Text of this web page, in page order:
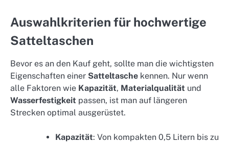
Auswahlkriterien für hochwertige
Satteltaschen
Bevor es an den Kauf geht, sollte man die wichtigsten
Eigenschaften einer Satteltasche kennen. Nur wenn
alle Faktoren wie Kapazität, Materialqualität und
Wasserfestigkeit passen, ist man auf längeren
Strecken optimal ausgerüstet.
Kapazität: Von kompakten 0,5 Litern bis zu